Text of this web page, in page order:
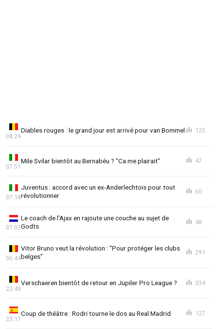
Diables rouges : le grand jour est arrivé pour van Bommel
08:29
125
Mile Svilar bientôt au Bernabéu ? "Ca me plairait"
07:51
47
Juventus : accord avec un ex-Anderlechtois pour tout
révolutionner
07:18
60
Le coach de l'Ajax en rajoute une couche au sujet de
Godts
07:03
48
Vitor Bruno veut la révolution : "Pour protéger les clubs
belges"
06:44
291
Verschaeren bientôt de retour en Jupiler Pro League ?
23:49
334
Coup de théâtre : Rodri tourne le dos au Real Madrid
23:17
127